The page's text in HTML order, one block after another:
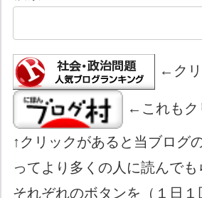
←クリ
←これもク
↑クリックがあると当ブログ
ってより多くの人に読んで
それぞれのボタンを（１日